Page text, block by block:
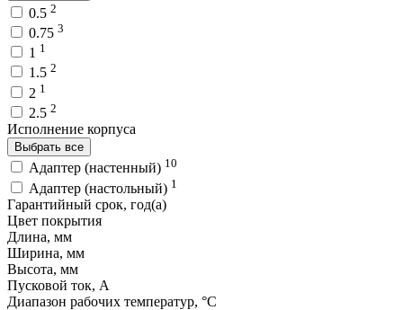
0.5 2
0.75 3
1 1
1.5 2
2 1
2.5 2
Исполнение корпуса
Выбрать все
Адаптер (настенный) 10
Адаптер (настольный) 1
Гарантийный срок, год(а)
Цвет покрытия
Длина, мм
Ширина, мм
Высота, мм
Пусковой ток, A
Диапазон рабочих температур, °C